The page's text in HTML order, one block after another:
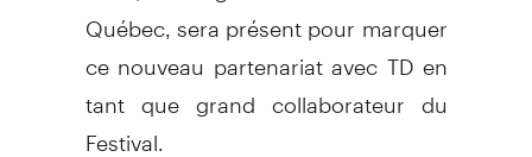
Québec, sera présent pour marquer
ce nouveau partenariat avec TD en
tant que grand collaborateur du
Festival.